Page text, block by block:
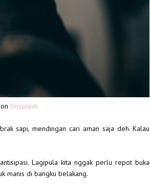
Unsplash
sapi, mendingan cari aman saja deh. Kalau
Lagipula kita nggak perlu repot buka
manis di bangku belakang.